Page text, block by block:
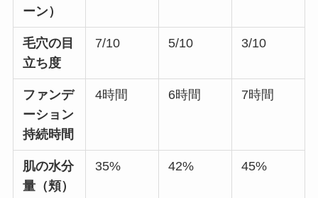
ーン）
毛穴の目
立ち度
7/10 5/10 3/10
ファンデ
ーション
持続時間
4時間 6時間 7時間
肌の水分
量（頬）
35% 42% 45%